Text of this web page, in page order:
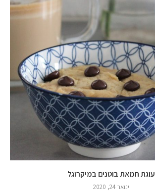
עוגת חמאת בוטנים במיקרוגל
ינואר 24, 2020